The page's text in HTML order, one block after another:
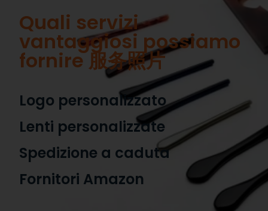
Quali servizi
vantaggiosi possiamo
fornire 服务照片
Logo personalizzato
Lenti personalizzate
Spedizione a caduta
Fornitori Amazon